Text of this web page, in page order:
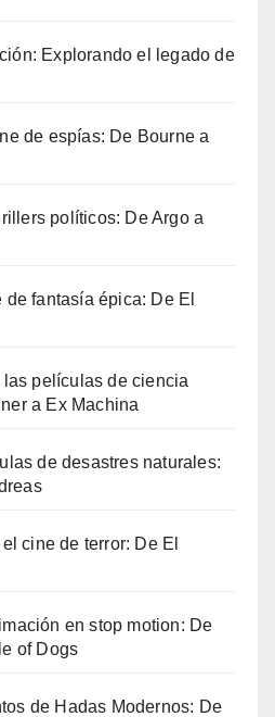
Explorando el legado de
de espías: De Bourne a
políticos: De Argo a
fantasía épica: De El
películas de ciencia
a Ex Machina
de desastres naturales:
cine de terror: De El
en stop motion: De
of Dogs
de Hadas Modernos: De